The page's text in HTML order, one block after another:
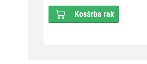
Kosárba rak